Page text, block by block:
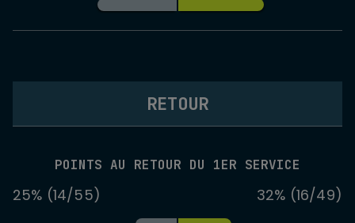
RETOUR
POINTS AU RETOUR DU 1ER SERVICE
25% (14/55) 32% (16/49)